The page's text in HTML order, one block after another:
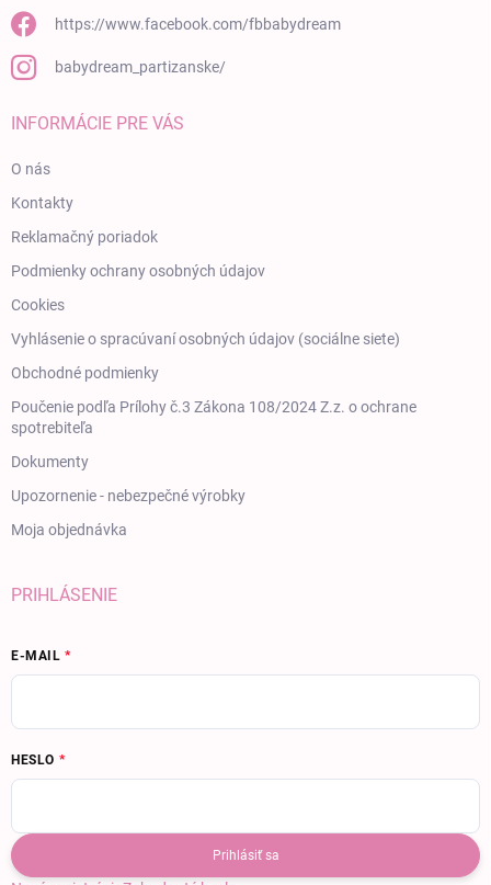
https://www.facebook.com/fbbabydream
babydream_partizanske/
INFORMÁCIE PRE VÁS
O nás
Kontakty
Reklamačný poriadok
Podmienky ochrany osobných údajov
Cookies
Vyhlásenie o spracúvaní osobných údajov (sociálne siete)
Obchodné podmienky
Poučenie podľa Prílohy č.3 Zákona 108/2024 Z.z. o ochrane
spotrebiteľa
Dokumenty
Upozornenie - nebezpečné výrobky
Moja objednávka
PRIHLÁSENIE
E-MAIL
HESLO
Prihlásiť sa